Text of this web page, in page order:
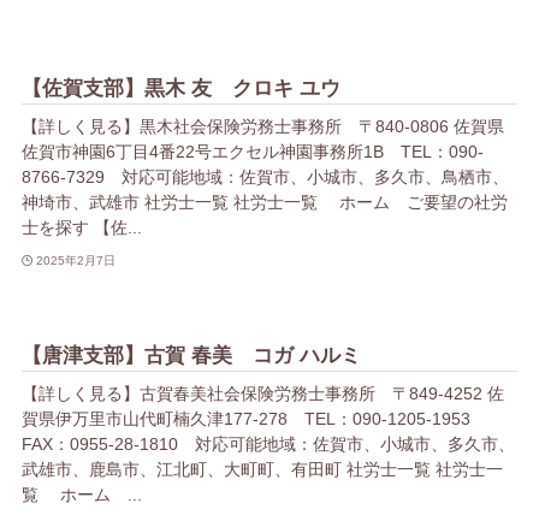
【佐賀支部】黒木 友 クロキ ユウ
【詳しく見る】黒木社会保険労務士事務所 〒840-0806 佐賀県
佐賀市神園6丁目4番22号エクセル神園事務所1B TEL：090-
8766-7329 対応可能地域：佐賀市、小城市、多久市、鳥栖市、
神埼市、武雄市 社労士一覧 社労士一覧 ホーム ご要望の社労
士を探す 【佐...
2025年2月7日
【唐津支部】古賀 春美 コガ ハルミ
【詳しく見る】古賀春美社会保険労務士事務所 〒849-4252 佐
賀県伊万里市山代町楠久津177-278 TEL：090-1205-1953
FAX：0955-28-1810 対応可能地域：佐賀市、小城市、多久市、
武雄市、鹿島市、江北町、大町町、有田町 社労士一覧 社労士一
覧 ホーム ...